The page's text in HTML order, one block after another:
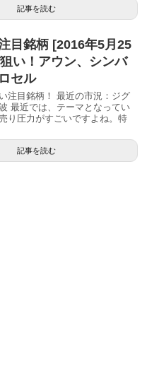
記事を読む
目銘柄 [2016年5月25
い！アウン、シンバ
セル
注目銘柄！ 最近の市況：ジグ
最近では、テーマとなってい
り圧力がすごいですよね。特
記事を読む